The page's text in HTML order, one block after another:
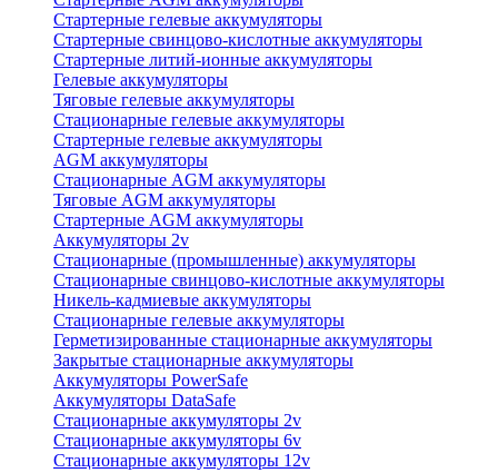
Стартерные гелевые аккумуляторы
Стартерные свинцово-кислотные аккумуляторы
Стартерные литий-ионные аккумуляторы
Гелевые аккумуляторы
Тяговые гелевые аккумуляторы
Стационарные гелевые аккумуляторы
Стартерные гелевые аккумуляторы
AGM аккумуляторы
Стационарные AGM аккумуляторы
Тяговые AGM аккумуляторы
Стартерные AGM аккумуляторы
Аккумуляторы 2v
Стационарные (промышленные) аккумуляторы
Стационарные свинцово-кислотные аккумуляторы
Никель-кадмиевые аккумуляторы
Стационарные гелевые аккумуляторы
Герметизированные стационарные аккумуляторы
Закрытые стационарные аккумуляторы
Аккумуляторы PowerSafe
Аккумуляторы DataSafe
Стационарные аккумуляторы 2v
Стационарные аккумуляторы 6v
Стационарные аккумуляторы 12v